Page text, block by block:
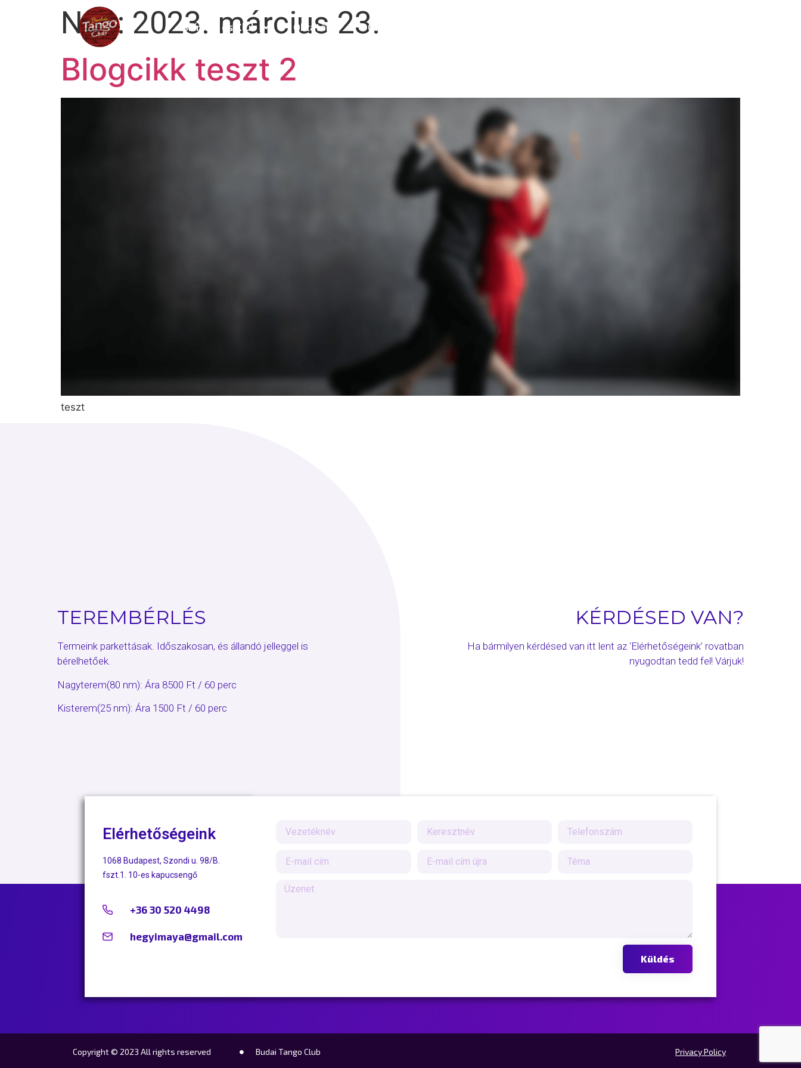
Színház és Klub Oktatók Órarend/Tanfolyamok
Nap: 2023. március 23.
Blogcikk teszt 2
teszt
TEREMBÉRLÉS
Termeink parkettásak. Időszakosan, és állandó jelleggel is
bérelhetőek.
Nagyterem(80 nm): Ára 8500 Ft / 60 perc
Kisterem(25 nm): Ára 1500 Ft / 60 perc
KÉRDÉSED VAN?
Ha bármilyen kérdésed van itt lent az ‘Elérhetőségeink’ rovatban
nyugodtan tedd fel! Várjuk!
Elérhetőségeink
1068 Budapest, Szondi u. 98/B.
fszt.1. 10-es kapucsengő
+36 30 520 4498
hegyimaya@gmail.com
Küldés
Copyright © 2023 All rights reserved Budai Tango Club Privacy Policy